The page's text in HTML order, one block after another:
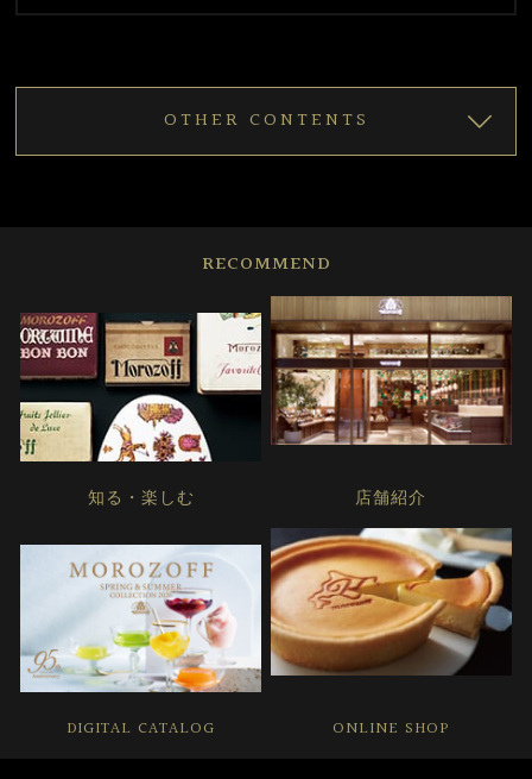
OTHER CONTENTS
RECOMMEND
知る・楽しむ 店舗紹介
DIGITAL CATALOG ONLINE SHOP